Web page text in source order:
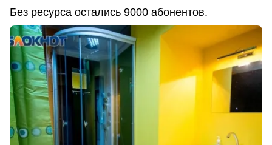
Без ресурса остались 9000 абонентов.